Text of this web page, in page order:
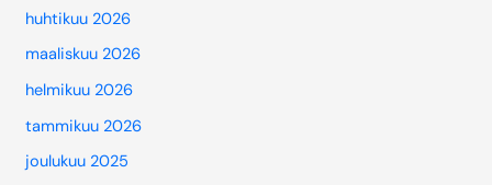
huhtikuu 2026
maaliskuu 2026
helmikuu 2026
tammikuu 2026
joulukuu 2025